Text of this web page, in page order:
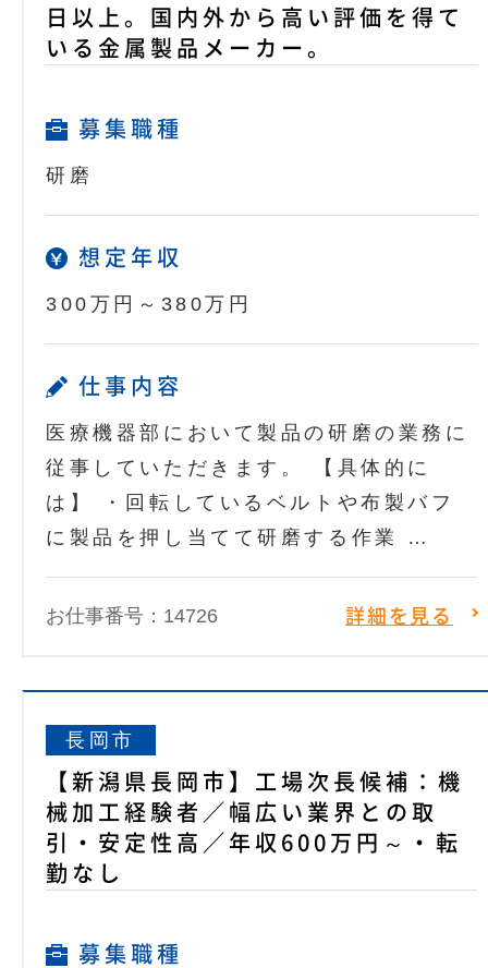
日以上。国内外から高い評価を得て
いる金属製品メーカー。
募集職種
研磨
想定年収
300万円～380万円
仕事内容
医療機器部において製品の研磨の業務に
従事していただきます。 【具体的に
は】 ・回転しているベルトや布製バフ
に製品を押し当てて研磨する作業 …
お仕事番号：14726 詳細を見る
長岡市
【新潟県長岡市】工場次長候補：機
械加工経験者／幅広い業界との取
引・安定性高／年収600万円～・転
勤なし
募集職種